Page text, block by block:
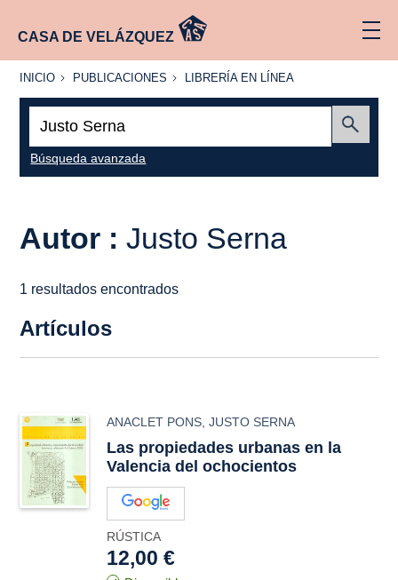
CASA DE VELÁZQUEZ
INICIO
INICIO PUBLICACIONES
PUBLICACIONES
LIBRERÍA
LÍNEA
LIBRERÍA EN LÍNEA
Búsqueda avanzada
Autor :Justo Serna
1 resultados encontrados
Artículos
ANACLET PONS ,JUSTO SERNA
Las propiedades urbanas en la
Valencia del ochocientos
RÚSTICA
12,00 €